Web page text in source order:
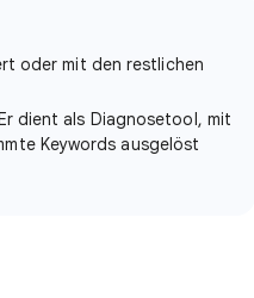
oder mit den restlichen
dient als Diagnosetool, mit
Keywords ausgelöst